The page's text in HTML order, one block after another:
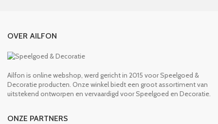
OVER AILFON
Ailfon is online webshop, werd gericht in 2015 voor Speelgoed &
Decoratie producten. Onze winkel biedt een groot assortiment van
uitstekend ontworpen en vervaardigd voor Speelgoed en Decoratie.
ONZE PARTNERS